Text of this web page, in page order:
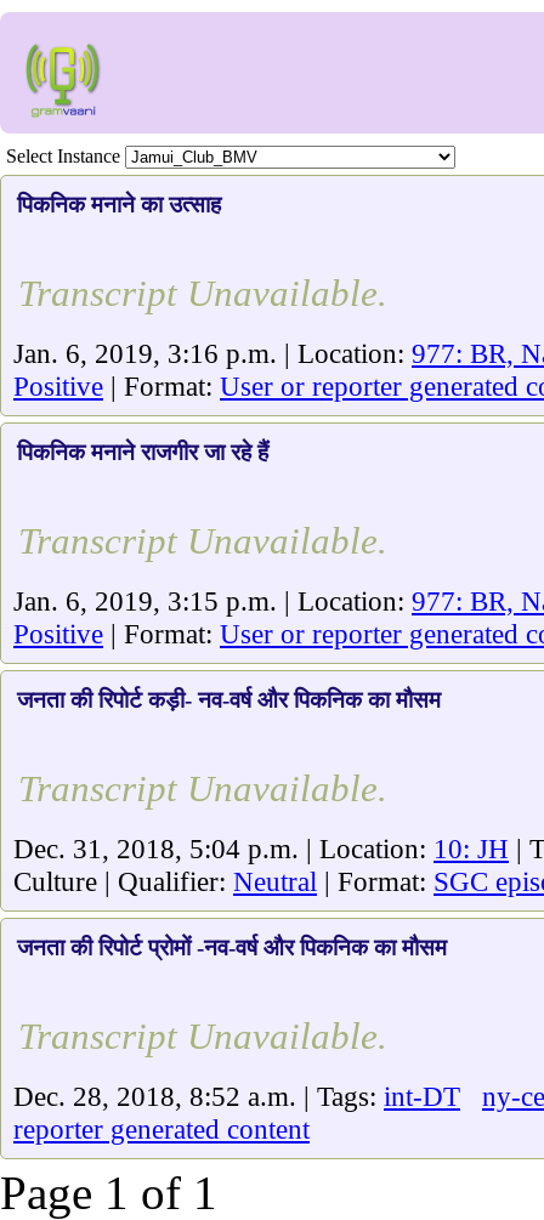
Select Instance
पिकनिक मनाने का उत्साह
Transcript Unavailable.
Jan. 6, 2019, 3:16 p.m. | Location: 977: BR,
Positive | Format: User or reporter generated
पिकनिक मनाने राजगीर जा रहे हैं
Transcript Unavailable.
Jan. 6, 2019, 3:15 p.m. | Location: 977: BR,
Positive | Format: User or reporter generated
जनता की रिपोर्ट कड़ी- नव-वर्ष और पिकनिक का मौसम
Transcript Unavailable.
Dec. 31, 2018, 5:04 p.m. | Location: 10: JH |
Culture | Qualifier: Neutral | Format: SGC
जनता की रिपोर्ट प्रोमों -नव-वर्ष और पिकनिक का मौसम
Transcript Unavailable.
Dec. 28, 2018, 8:52 a.m. | Tags: int-DT
ny-
reporter generated content
Page 1 of 1